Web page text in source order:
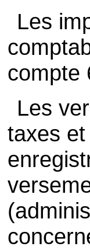
Les
compte
Les
taxes